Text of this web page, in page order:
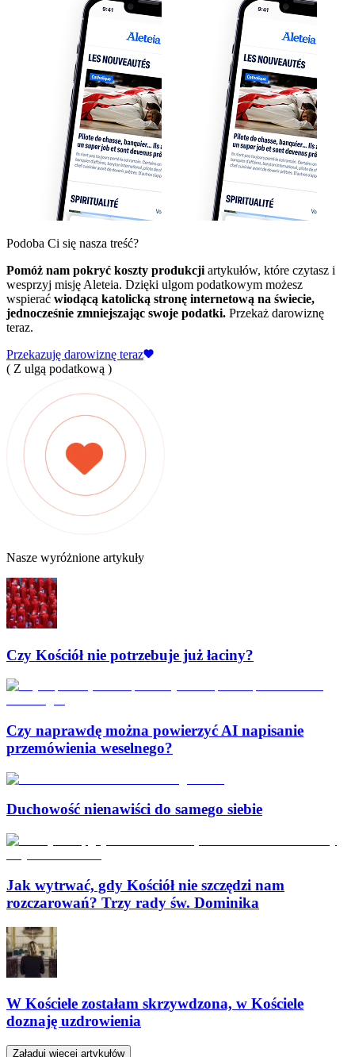
Podoba Ci się nasza treść?
Pomóż nam pokryć koszty produkcji artykułów, które czytasz i
wesprzyj misję Aleteia. Dzięki ulgom podatkowym możesz
wspierać wiodącą katolicką stronę internetową na świecie,
jednocześnie zmniejszając swoje podatki. Przekaż darowiznę
teraz.
Przekazuję darowiznę teraz
( Z ulgą podatkową )
Nasze wyróżnione artykuły
Czy Kościół nie potrzebuje już łaciny?
Czy naprawdę można powierzyć AI napisanie
przemówienia weselnego?
Duchowość nienawiści do samego siebie
Jak wytrwać, gdy Kościół nie szczędzi nam
rozczarowań? Trzy rady św. Dominika
W Kościele zostałam skrzywdzona, w Kościele
doznaję uzdrowienia
Załaduj więcej artykułów